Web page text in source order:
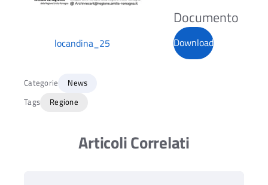
locandina_25 Download
Categorie
News
Tags
Regione
Articoli Correlati